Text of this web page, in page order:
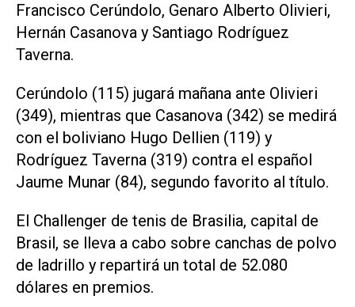
Francisco Cerúndolo, Genaro Alberto Olivieri,
Hernán Casanova y Santiago Rodríguez
Taverna.
Cerúndolo (115) jugará mañana ante Olivieri
(349), mientras que Casanova (342) se medirá
con el boliviano Hugo Dellien (119) y
Rodríguez Taverna (319) contra el español
Jaume Munar (84), segundo favorito al título.
El Challenger de tenis de Brasilia, capital de
Brasil, se lleva a cabo sobre canchas de polvo
de ladrillo y repartirá un total de 52.080
dólares en premios.